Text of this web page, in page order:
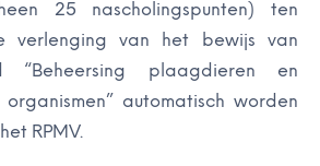
25 nascholingspunten) ten
verlenging van het bewijs van
“Beheersing plaagdieren en
automatisch worden
RPMV.